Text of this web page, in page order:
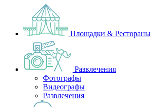
Площадки & Рестораны
Развлечения
Фотографы
Видеографы
Развлечения